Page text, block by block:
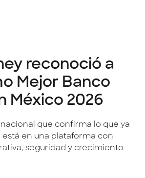
reconoció a
Mejor Banco
México 2026
que confirma lo que ya
está en una plataforma con
seguridad y crecimiento